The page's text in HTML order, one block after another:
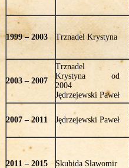
1999 – 2003 Trznadel Krystyna
2003 – 2007
Trznadel
Krystyna od
2004
Jędrzejewski Paweł
2007 – 2011 Jędrzejewski Paweł
2011 – 2015 Skubida Sławomir